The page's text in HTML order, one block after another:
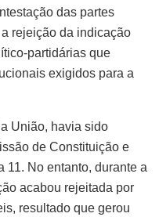
das partes
rejeição da indicação
partidárias que
exigidos para a
União, havia sido
de Constituição e
11. No entanto, durante a
acabou rejeitada por
resultado que gerou